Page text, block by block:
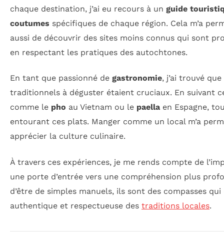
chaque destination, j’ai eu recours à un guide
coutumes spécifiques de chaque région. Cela m’a
aussi de découvrir des sites moins connus qui sont
en respectant les pratiques des autochtones.
En tant que passionné de gastronomie, j’ai trouvé
traditionnels à déguster étaient cruciaux. En suivant
comme le pho au Vietnam ou le paella en Espagne,
entourant ces plats. Manger comme un local m’a
apprécier la culture culinaire.
À travers ces expériences, je me rends compte de
une porte d’entrée vers une compréhension plus
d’être de simples manuels, ils sont des compasses
authentique et respectueuse des traditions locales.